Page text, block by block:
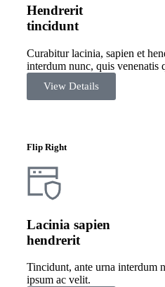
Hendrerit
tincidunt
Curabitur lacinia, sapien et
interdum nunc, quis venenatis
View Details
Flip Right
Lacinia sapien
hendrerit
Tincidunt, ante urna interdum
ipsum ac velit.